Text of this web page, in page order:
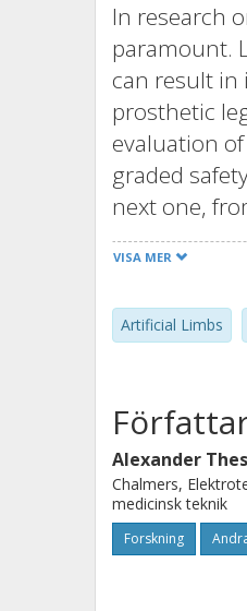
In research
paramount.
can result in
prosthetic
evaluation
graded
next one,
world
VISA MER
Artificial Limbs
Alexander
Chalmers,
medicinsk teknik
Forskning